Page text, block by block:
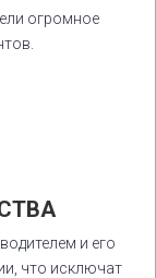
огромное
и его
что исключат